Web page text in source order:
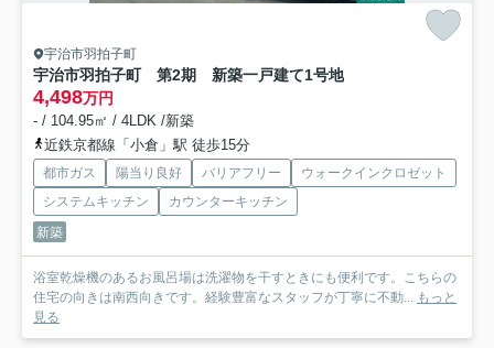
宇治市羽拍子町
宇治市羽拍子町 第2期 新築一戸建て1号地
4,498万円
- / 104.95㎡ / 4LDK /新築
近鉄京都線「小倉」駅 徒歩15分
都市ガス 陽当り良好 バリアフリー
ウォークインクロゼット
システムキッチン
カウンターキッチン
新築
浴室乾燥機のあるお風呂場は洗濯物を干すときにも便利です。こちらの
住宅の向きは南西向きです。経験豊富なスタッフが丁寧に不動...
もっと
見る